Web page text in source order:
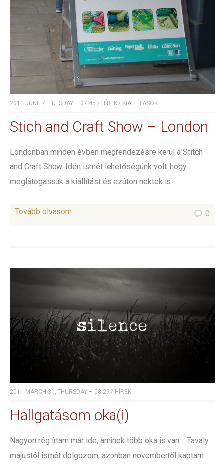
2011 JUNE 7, TUESDAY – 07:45 / HÍREK • KIÁLLÍTÁSOK
Stich and Craft Show – London
Londonban minden évben megrendezésre kerül a Stitch
and Craft Show. Idén ismét lehetőségünk volt, hogy
meglátogassuk a kiállítást és ezúton nektek is...
Tovább olvasom 0
2011 MARCH 31, THURSDAY – 08:29 / HÍREK
Hallgatásom oka(i)
Nagyon rég írtam már ide, aminek több oka is van. Tavaly
májustól ismét dolgozom, azonban novembertől kaptam